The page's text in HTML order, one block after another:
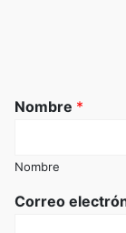
Nombre *
Nombre
Correo